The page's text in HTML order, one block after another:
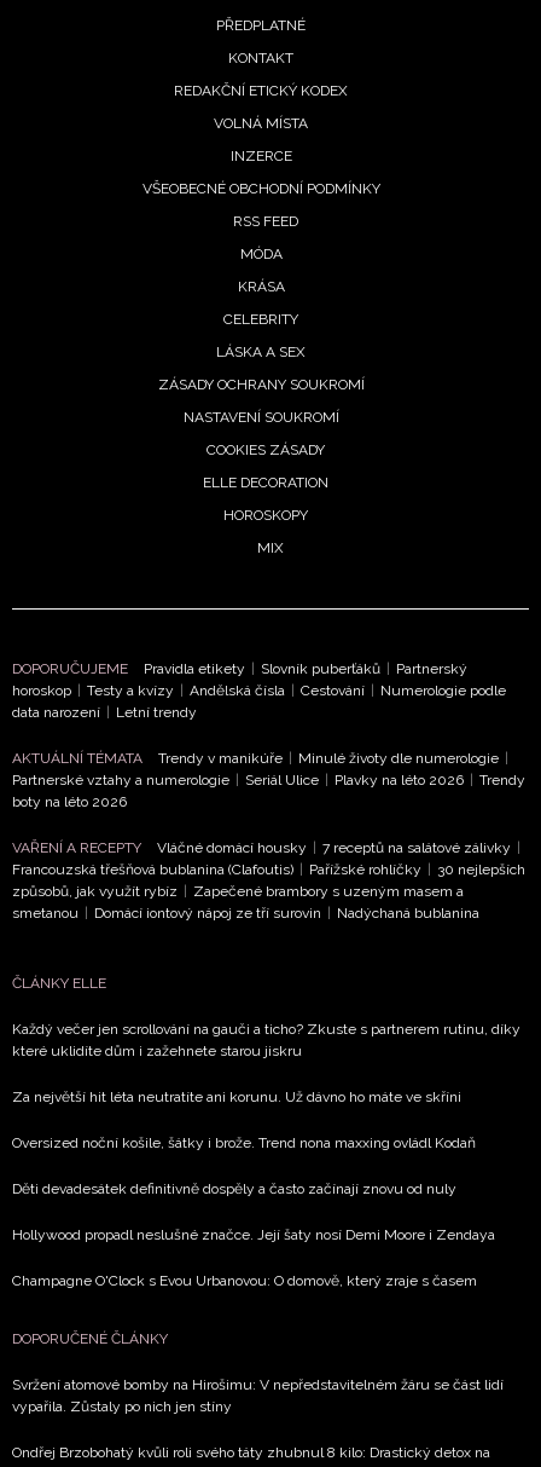
NEWSLETTER
ODESLAT
Přihlášením k newsletteru souhlasíte s
podmínkami společnosti BurdaMedia Extra s.r.o.
potvrzujete, že jste se seznámili seZásadami
ochrany soukromí- BurdaMedia Extra s.r.o. bude s
Vašimi údaji pracovat zejména k organizaci a
informace od našich partnerů? Pokud souhlasíte se
zpracováním údajů k tomuto účelu podle
PŘEDPLATNÉ
KONTAKT
REDAKČNÍ ETICKÝ KODEX
VOLNÁ MÍSTA
INZERCE
VŠEOBECNÉ OBCHODNÍ PODMÍNKY
RSS FEED
MÓDA
KRÁSA
CELEBRITY
LÁSKA A SEX
ZÁSADY OCHRANY SOUKROMÍ
NASTAVENÍ SOUKROMÍ
COOKIES ZÁSADY
ELLE DECORATION
HOROSKOPY
MIX
DOPORUČUJEME Pravidla etikety Slovník puberťáků
Partnerský
horoskop
Testy a kvízy Andělská čísla Cestování
Numerologie podle
data narození
Letní trendy
AKTUÁLNÍ TÉMATA Trendy v manikúře Minulé životy dle numerologie
Partnerské vztahy a numerologie
Seriál Ulice Plavky na léto 2026
Trendy
boty na léto 2026
VAŘENÍ A RECEPTY Vláčné domácí housky 7 receptů na salátové zálivky
Francouzská třešňová bublanina (Clafoutis)
Pařížské rohlíčky
30 nejlepších
způsobů, jak využít rybíz
Zapečené brambory s uzeným masem a
smetanou
Domácí iontový nápoj ze tří surovin Nadýchaná bublanina
ČLÁNKY ELLE
Každý večer jen scrollování na gauči a ticho? Zkuste s partnerem rutinu, díky
které uklidíte dům i zažehnete starou jiskru
Za největší hit léta neutratíte ani korunu. Už dávno ho máte ve skříni
Oversized noční košile, šátky i brože. Trend nona maxxing ovládl Kodaň
Děti devadesátek definitivně dospěly a často začínají znovu od nuly
Hollywood propadl neslušné značce. Její šaty nosí Demi Moore i Zendaya
Champagne O'Clock s Evou Urbanovou: O domově, který zraje s časem
DOPORUČENÉ ČLÁNKY
Svržení atomové bomby na Hirošimu: V nepředstavitelném žáru se část lidí
vypařila. Zůstaly po nich jen stíny
Ondřej Brzobohatý kvůli roli svého táty zhubnul 8 kilo: Drastický detox na